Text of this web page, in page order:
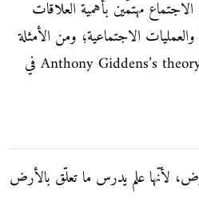
مهتمّين بأهمية العلاقات
والعمليات الاجتماعية؛ ومن الأمثلة
على ذلك نظرية أنتوني جيدينز Anthony Giddens’s theory في
لأنّها علم يدرس ما تعلّق بالأرض